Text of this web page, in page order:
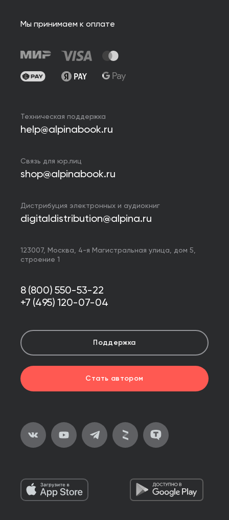
Мы принимаем к оплате
Техническая поддержка
help@alpinabook.ru
Связь для юр.лиц
shop@alpinabook.ru
Дистрибуция электронных и аудиокниг
digitaldistribution@alpina.ru
123007, Москва
4-я Магистральная улица, дом 5,
строение 1
8 (800) 550-53-22
+7 (495) 120-07-04
Поддержка
Стать автором